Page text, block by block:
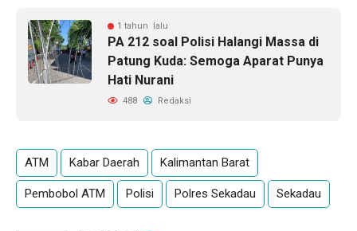
1 tahun lalu
PA 212 soal Polisi Halangi Massa di
Patung Kuda: Semoga Aparat Punya
Hati Nurani
488 Redaksi
ATM Kabar Daerah Kalimantan Barat
Pembobol ATM Polisi Polres Sekadau Sekadau